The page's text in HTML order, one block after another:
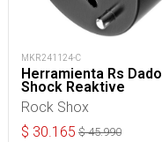
MKR241124-C
Herramienta Rs Dado
Shock Reaktive
Rock Shox
$ 30.165 $45.990